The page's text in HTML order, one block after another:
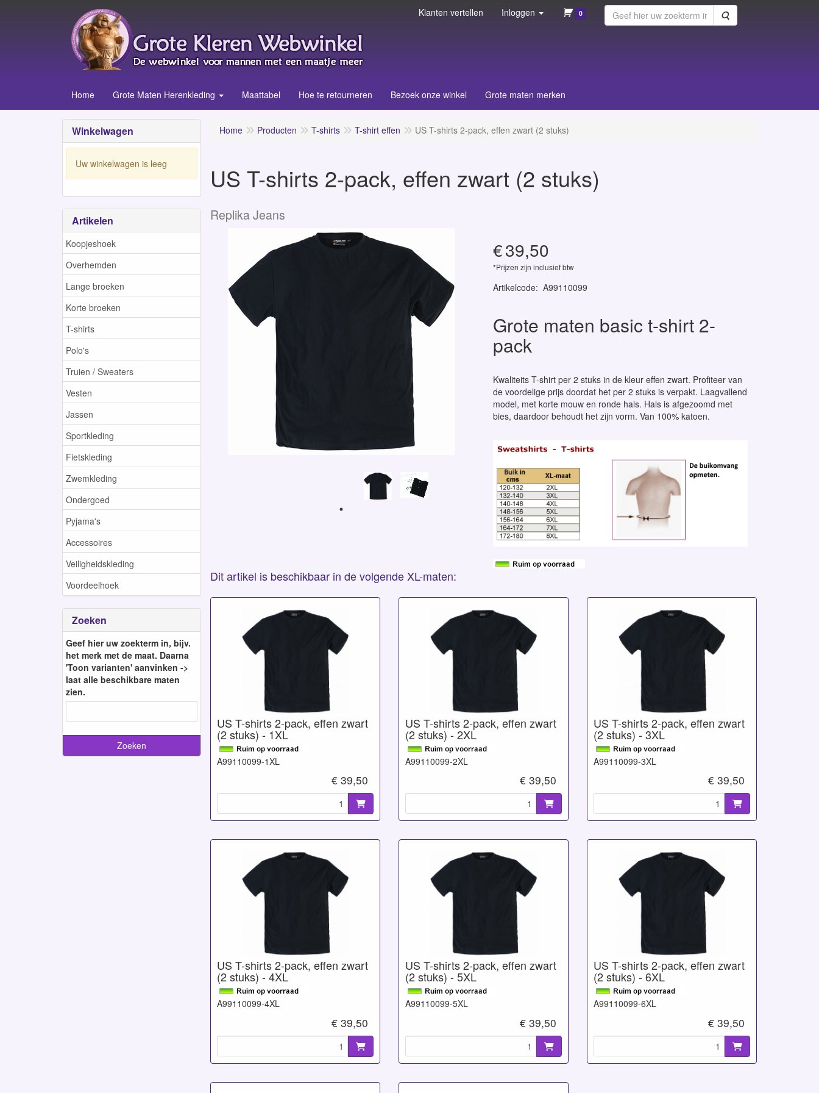
Klanten vertellen Inloggen 0 Zoeken
Home Grote Maten Herenkleding Maattabel Hoe te retourneren Bezoek onze winkel Grote maten merken
Winkelwagen
Uw winkelwagen is leeg
Artikelen
Koopjeshoek
Overhemden
Lange broeken
Korte broeken
T-shirts
Polo's
Truien / Sweaters
Vesten
Jassen
Sportkleding
Fietskleding
Zwemkleding
Ondergoed
Pyjama's
Accessoires
Veiligheidskleding
Voordeelhoek
Zoeken
Geef hier uw zoekterm in, bijv.
het merk met de maat. Daarna
'Toon varianten' aanvinken ->
laat alle beschikbare maten
zien.
Home Producten T-shirts T-shirt effen US T-shirts 2-pack, effen zwart (2 stuks)
US T-shirts 2-pack, effen zwart (2 stuks)
Replika Jeans
€39,50
*Prijzen zijn inclusief btw
Artikelcode: A99110099
Grote maten basic t-shirt 2-
pack
Kwaliteits T-shirt per 2 stuks in de kleur effen zwart. Profiteer van
de voordelige prijs doordat het per 2 stuks is verpakt. Laagvallend
model, met korte mouw en ronde hals. Hals is afgezoomd met
bies, daardoor behoudt het zijn vorm. Van 100% katoen.
Dit artikel is beschikbaar in de volgende XL-maten:
US T-shirts 2-pack, effen zwart
(2 stuks) - 1XL
A99110099-1XL
€ 39,50
US T-shirts 2-pack, effen zwart
(2 stuks) - 2XL
A99110099-2XL
€ 39,50
US T-shirts 2-pack, effen zwart
(2 stuks) - 3XL
A99110099-3XL
€ 39,50
US T-shirts 2-pack, effen zwart
(2 stuks) - 4XL
A99110099-4XL
€ 39,50
US T-shirts 2-pack, effen zwart
(2 stuks) - 5XL
A99110099-5XL
€ 39,50
US T-shirts 2-pack, effen zwart
(2 stuks) - 6XL
A99110099-6XL
€ 39,50